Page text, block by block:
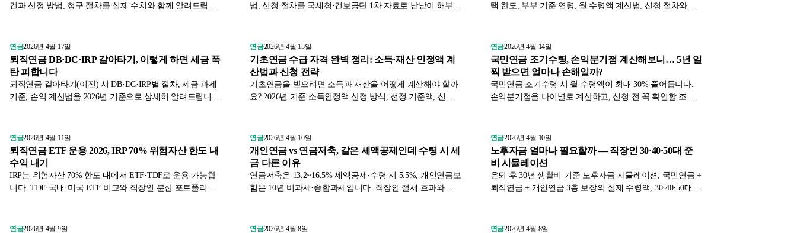
건과 산정 방법, 청구 절차를 실제 수치와 함께 알려드립니
법, 신청 절차를 국세청·건보공단 1차 자료로 낱낱이 해부합
택 한도, 부부 기준 연령, 월 수령액 계산법, 신청 절차와 자
연금2026년 4월 17일
퇴직연금 DB·DC·IRP 갈아타기, 이렇게 하면 세금 폭
탄 피합니다
퇴직연금 갈아타기(이전) 시 DB·DC·IRP별 절차, 세금 과세
기준, 손익 계산법을 2026년 기준으로 상세히 알려드립니
연금2026년 4월 15일
기초연금 수급 자격 완벽 정리: 소득·재산 인정액 계
산법과 신청 전략
기초연금을 받으려면 소득과 재산을 어떻게 계산해야 할까
요? 2026년 기준 소득인정액 산정 방식, 선정 기준액, 신청
연금2026년 4월 14일
국민연금 조기수령, 손익분기점 계산해보니… 5년 일
찍 받으면 얼마나 손해일까?
국민연금 조기수령 시 월 수령액이 최대 30% 줄어듭니다.
손익분기점을 나이별로 계산하고, 신청 전 꼭 확인할 조건
연금2026년 4월 11일
퇴직연금 ETF 운용 2026, IRP 70% 위험자산 한도 내
수익 내기
IRP는 위험자산 70% 한도 내에서 ETF·TDF로 운용 가능합
니다. TDF·국내·미국 ETF 비교와 직장인 분산 포트폴리오
연금2026년 4월 10일
개인연금 vs 연금저축, 같은 세액공제인데 수령 시 세
금 다른 이유
연금저축은 13.2~16.5% 세액공제·수령 시 5.5%, 개인연금보
험은 10년 비과세·종합과세입니다. 직장인 절세 효과와 수
연금2026년 4월 10일
노후자금 얼마나 필요할까 — 직장인 30·40·50대 준
비 시뮬레이션
은퇴 후 30년 생활비 기준 노후자금 시뮬레이션, 국민연금 +
퇴직연금 + 개인연금 3층 보장의 실제 수령액, 30·40·50대별
연금2026년 4월 9일 연금2026년 4월 8일 연금2026년 4월 8일